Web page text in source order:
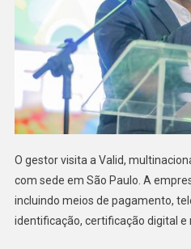
O gestor visita a Valid,
com sede em São Paulo. A
incluindo meios de pagamento,
identificação, certificação digital e